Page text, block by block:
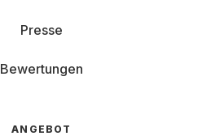
Presse
Bewertungen
ANGEBOT